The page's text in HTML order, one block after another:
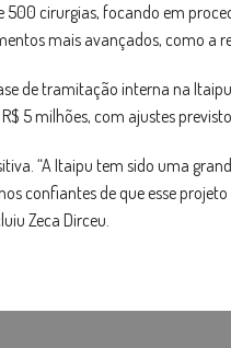
cirurgias, focando em
mais avançados, como a
de tramitação interna na
5 milhões, com ajustes
“A Itaipu tem sido uma
confiantes de que esse
Zeca Dirceu.